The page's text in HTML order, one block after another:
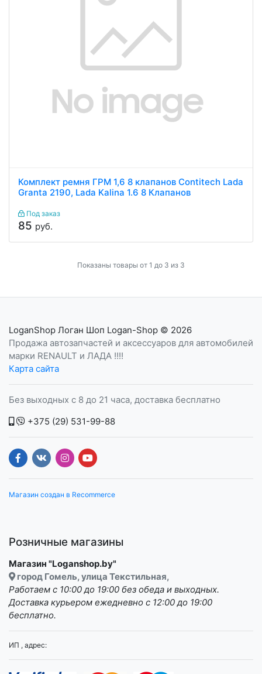
Комплект ремня ГРМ 1,6 8 клапанов Contitech Lada
Granta 2190, Lada Kalina 1.6 8 Клапанов
Под заказ
85 руб.
Показаны товары от 1 до 3 из 3
LoganShop Логан Шоп Logan-Shop © 2026
Продажа автозапчастей и аксессуаров для автомобилей
марки RENAULT и ЛАДА !!!!
Карта сайта
Без выходных с 8 до 21 часа, доставка бесплатно
+375 (29) 531-99-88
Магазин создан в Recommerce
Розничные магазины
Магазин "Loganshop.by"
город Гомель, улица Текстильная,
Работаем с 10:00 до 19:00 без обеда и выходных.
Доставка курьером ежедневно с 12:00 до 19:00
бесплатно.
ИП , адрес: